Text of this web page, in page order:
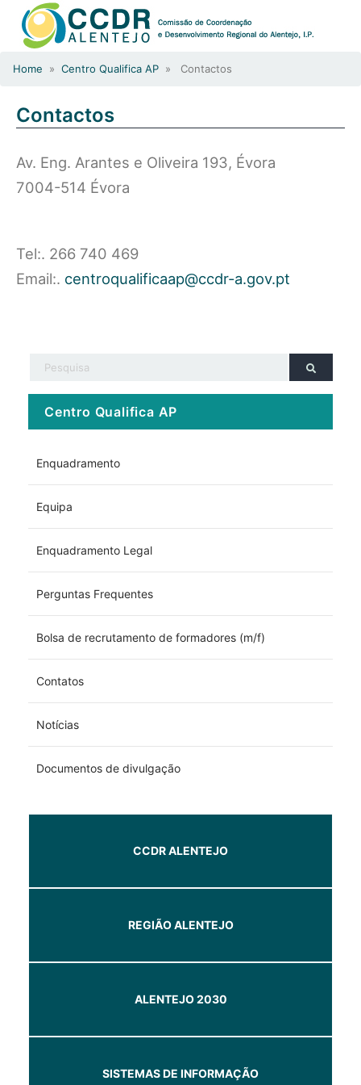
Home » Centro Qualifica AP » Contactos
Contactos
Av. Eng. Arantes e Oliveira 193, Évora
7004-514 Évora
Tel:. 266 740 469
Email:. centroqualificaap@ccdr-a.gov.pt
Centro Qualifica AP
Enquadramento
Equipa
Enquadramento Legal
Perguntas Frequentes
Bolsa de recrutamento de formadores (m/f)
Contatos
Notícias
Documentos de divulgação
CCDR ALENTEJO
REGIÃO ALENTEJO
ALENTEJO 2030
SISTEMAS DE INFORMAÇÃO